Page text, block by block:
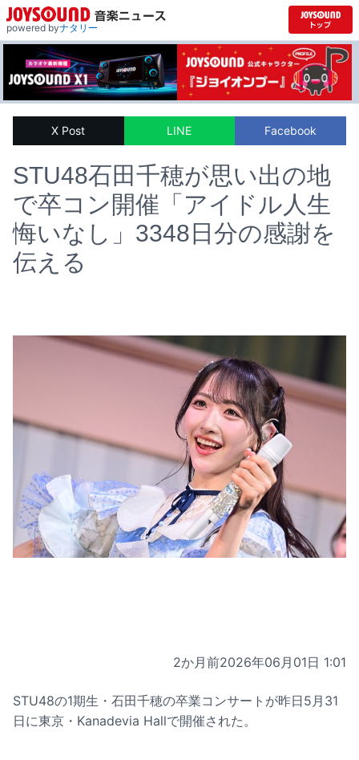
powered byナタリー
X Post LINE Facebook
STU48石田千穂が思い出の地
で卒コン開催「アイドル人生
悔いなし」3348日分の感謝を
伝える
2か月前2026年06月01日 1:01
STU48の1期生・石田千穂の卒業コンサートが昨日5月31
日に東京・Kanadevia Hallで開催された。